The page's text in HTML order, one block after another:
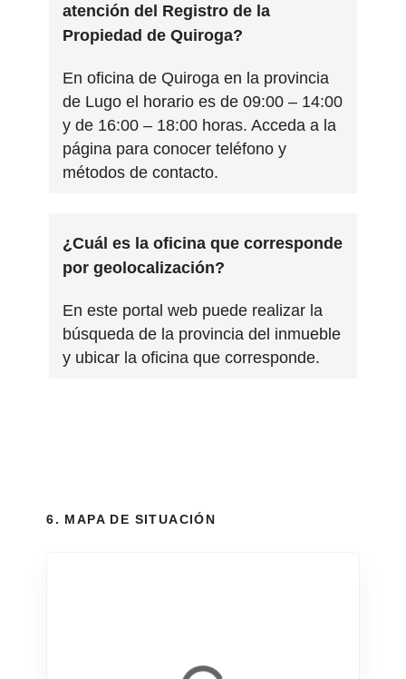
atención del Registro de la
Propiedad de Quiroga?
En oficina de Quiroga en la provincia
de Lugo el horario es de 09:00 – 14:00
y de 16:00 – 18:00 horas. Acceda a la
página para conocer teléfono y
métodos de contacto.
¿Cuál es la oficina que corresponde
por geolocalización?
En este portal web puede realizar la
búsqueda de la provincia del inmueble
y ubicar la oficina que corresponde.
6. MAPA DE SITUACIÓN